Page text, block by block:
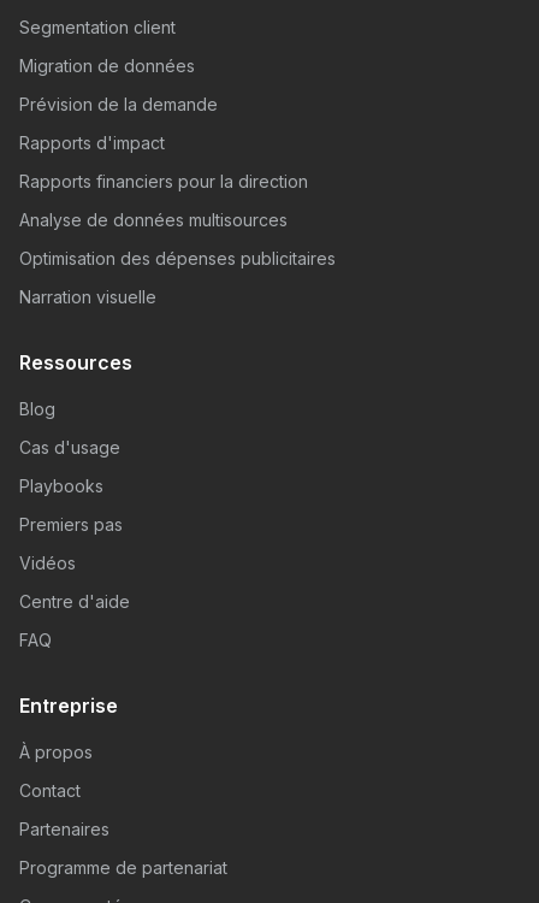
Segmentation client
Migration de données
Prévision de la demande
Rapports d'impact
Rapports financiers pour la direction
Analyse de données multisources
Optimisation des dépenses publicitaires
Narration visuelle
Ressources
Blog
Cas d'usage
Playbooks
Premiers pas
Vidéos
Centre d'aide
FAQ
Entreprise
À propos
Contact
Partenaires
Programme de partenariat